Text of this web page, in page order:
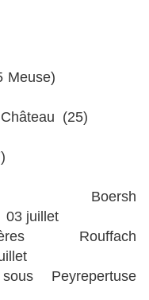
(55 Meuse)
le Château (25)
(57)
Boersh
Rouffach
Peyrepertuse